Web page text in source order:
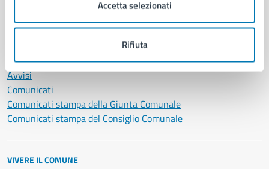
Accetta selezionati
Rifiuta
Notizie
Avvisi
Comunicati
Comunicati stampa della Giunta Comunale
Comunicati stampa del Consiglio Comunale
VIVERE IL COMUNE